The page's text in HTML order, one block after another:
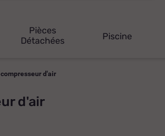
Pièces
Détachées
Piscine
d'air
d'air